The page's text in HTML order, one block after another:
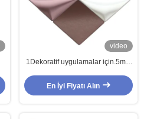
video
1Dekoratif uygulamalar için.5mm
cilalanmış PVD kaplı SS levhası
En İyi Fiyatı Alın